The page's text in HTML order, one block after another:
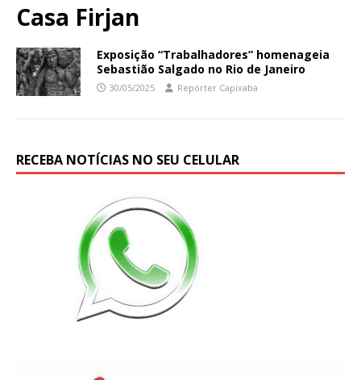
Casa Firjan
Exposição “Trabalhadores” homenageia
Sebastião Salgado no Rio de Janeiro
30/05/2025 Repórter Capixaba
RECEBA NOTÍCIAS NO SEU CELULAR